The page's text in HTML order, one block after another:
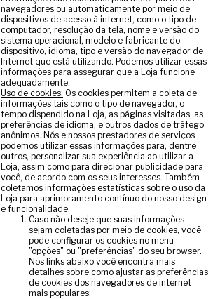
navegadores ou automaticamente por meio de
dispositivos de acesso à internet, como o tipo de
computador, resolução da tela, nome e versão do
sistema operacional, modelo e fabricante do
dispositivo, idioma, tipo e versão do navegador de
Internet que está utilizando. Podemos utilizar essas
informações para assegurar que a Loja funcione
adequadamente.
Uso de cookies: Os cookies permitem a coleta de
informações tais como o tipo de navegador, o
tempo dispendido na Loja, as páginas visitadas, as
preferências de idioma, e outros dados de tráfego
anônimos. Nós e nossos prestadores de serviços
podemos utilizar essas informações para, dentre
outros, personalizar sua experiência ao utilizar a
Loja, assim como para direcionar publicidade para
você, de acordo com os seus interesses. Também
coletamos informações estatísticas sobre o uso da
Loja para aprimoramento contínuo do nosso design
e funcionalidade.
Caso não deseje que suas informações
sejam coletadas por meio de cookies, você
pode configurar os cookies no menu
"opções" ou "preferências" do seu browser.
Nos links abaixo você encontra mais
detalhes sobre como ajustar as preferências
de cookies dos navegadores de internet
mais populares: